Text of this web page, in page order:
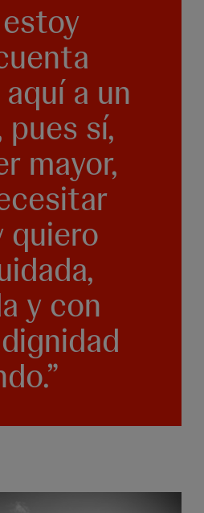
a un
sí,
mayor,
quiero
y con